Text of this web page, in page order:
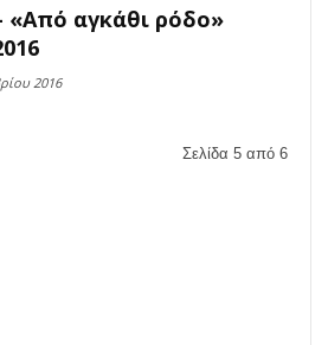
«Από αγκάθι ρόδο»
2016
Σελίδα 5 από 6